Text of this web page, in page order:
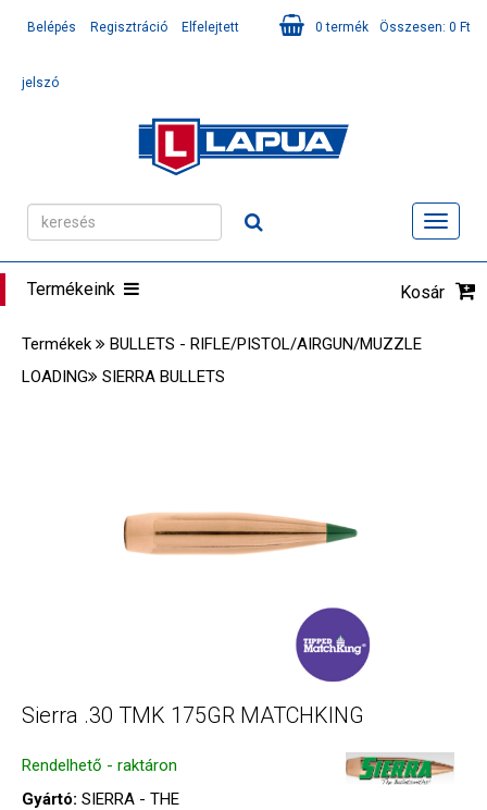
Összesen: 0 Ft
0 termék
Belépés Regisztráció Elfelejtett
jelszó
Termékeink Kosár
Termékek
BULLETS - RIFLE/PISTOL/AIRGUN/MUZZLE
LOADING
SIERRA BULLETS
Sierra .30 TMK 175GR MATCHKING
Rendelhető - raktáron
Gyártó: SIERRA - THE